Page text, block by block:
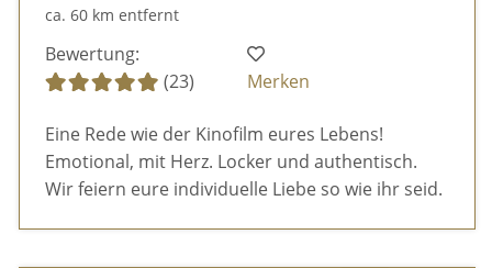
ca. 60 km entfernt
Bewertung:
(23)
Merken
Eine Rede wie der Kinofilm eures Lebens!
Emotional, mit Herz. Locker und authentisch.
Wir feiern eure individuelle Liebe so wie ihr seid.